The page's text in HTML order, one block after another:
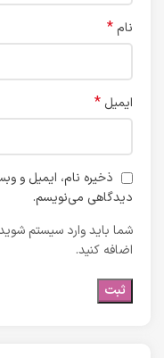
نام *
ایمیل *
ذخیره نام، ایمیل و
دیدگاهی می‌نویسم.
شما باید وارد سیستم
اضافه کنید.